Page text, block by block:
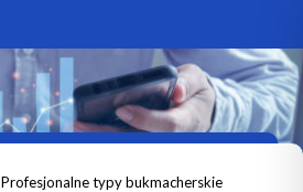
Profesjonalne typy bukmacherskie